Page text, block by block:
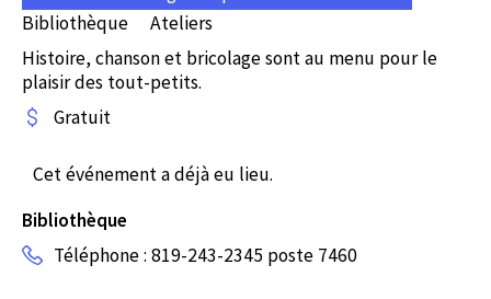
Bibliothèque
Ateliers
Histoire, chanson et bricolage sont au menu pour le
plaisir des tout-petits.
Gratuit
Cet événement a déjà eu lieu.
Bibliothèque
Téléphone : 819-243-2345 poste 7460